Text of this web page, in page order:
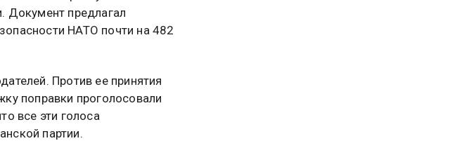
Документ предлагал
НАТО почти на 482
Против ее принятия
поправки проголосовали
все эти голоса
партии.